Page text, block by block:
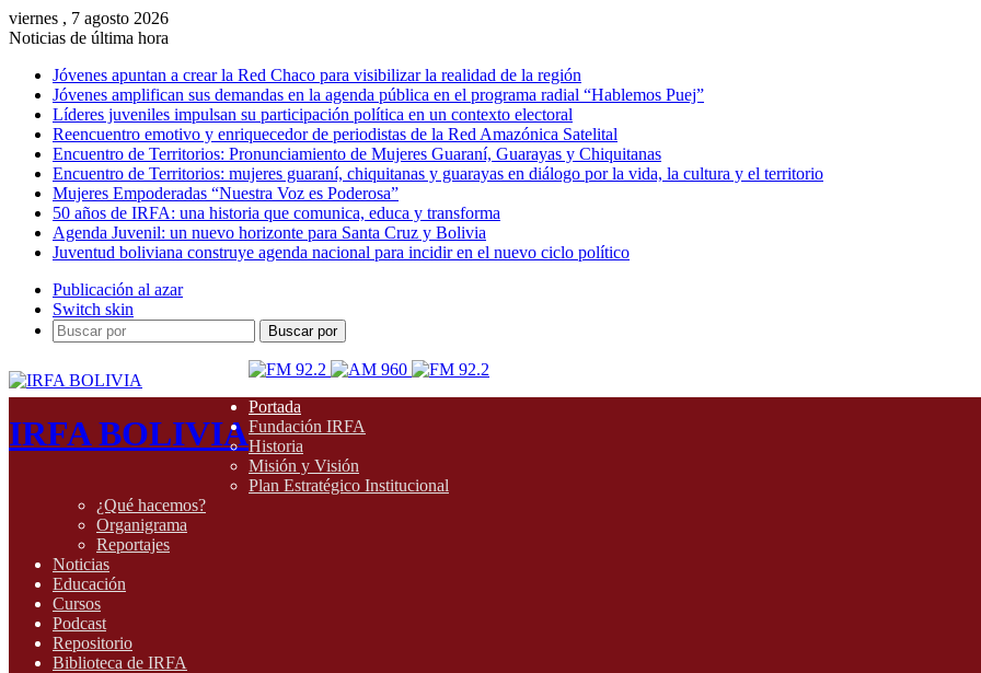
viernes , 7 agosto 2026
Noticias de última hora
Jóvenes apuntan a crear la Red Chaco para visibilizar la realidad de la región
Jóvenes amplifican sus demandas en la agenda pública en el programa radial “Hablemos Puej”
Líderes juveniles impulsan su participación política en un contexto electoral
Reencuentro emotivo y enriquecedor de periodistas de la Red Amazónica Satelital
Encuentro de Territorios: Pronunciamiento de Mujeres Guaraní, Guarayas y Chiquitanas
Encuentro de Territorios: mujeres guaraní, chiquitanas y guarayas en diálogo por la vida, la cultura y el territorio
Mujeres Empoderadas “Nuestra Voz es Poderosa”
50 años de IRFA: una historia que comunica, educa y transforma
Agenda Juvenil: un nuevo horizonte para Santa Cruz y Bolivia
Juventud boliviana construye agenda nacional para incidir en el nuevo ciclo político
Publicación al azar
Switch skin
Buscar por
IRFA BOLIVIA
Portada
Fundación IRFA
Historia
Misión y Visión
Plan Estratégico Institucional
¿Qué hacemos?
Organigrama
Reportajes
Noticias
Educación
Cursos
Podcast
Repositorio
Biblioteca de IRFA